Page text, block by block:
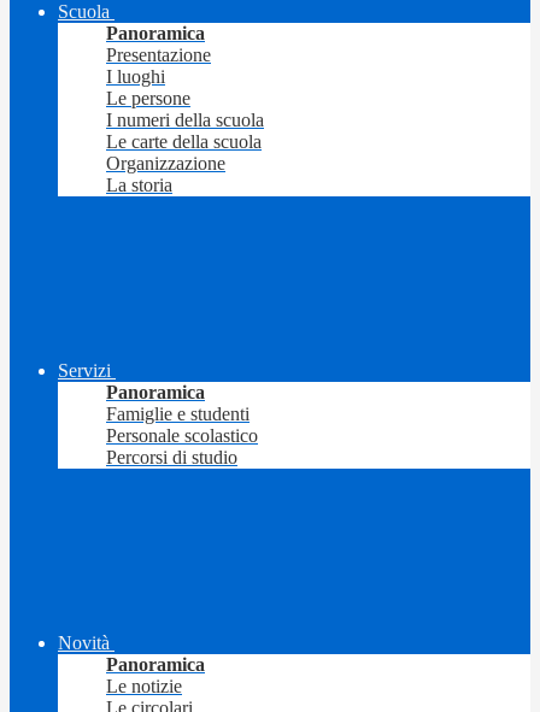
Scuola
Panoramica
Presentazione
I luoghi
Le persone
I numeri della scuola
Le carte della scuola
Organizzazione
La storia
Servizi
Panoramica
Famiglie e studenti
Personale scolastico
Percorsi di studio
Novità
Panoramica
Le notizie